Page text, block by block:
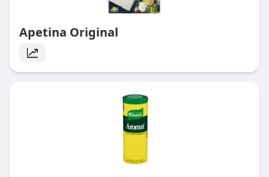
Apetina Original